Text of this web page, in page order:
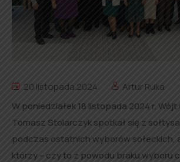
20 listopada 2024
Artur Ruka
W poniedziałek 18 listopada 2024 r. Wójt
Tomasz Stolarczyk spotkał się z
podczas ostatnich wyborów sołeckich,
którzy – czy to z powodu braku wyboru